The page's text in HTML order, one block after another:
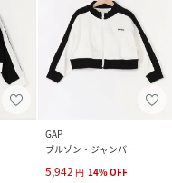
GAP
ブルゾン・ジャンパー
5,942 円 14%OFF